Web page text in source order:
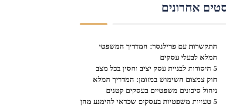
אחרונים
התקשרות עם פרילנסר: המדריך המשפטי
המלא לבעלי עסקים
5 היסודות לבניית עסק יציב וחסין בכל מצב
חוק צמצום השימוש במזומן: המדריך המלא
ניהול סיכונים משפטיים בעסקים קטנים
5 טעויות משפטיות בעסקים שכדאי להימנע מהן